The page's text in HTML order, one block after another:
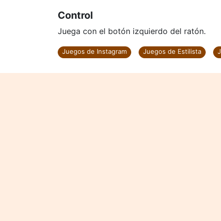
Control
Juega con el botón izquierdo del ratón.
Juegos de Instagram Juegos de Estilista